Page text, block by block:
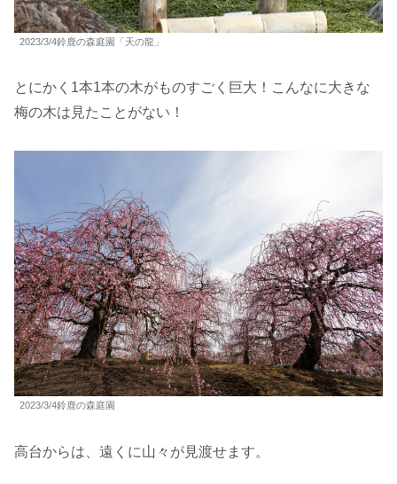
2023/3/4鈴鹿の森庭園「天の龍」
とにかく1本1本の木がものすごく巨大！こんなに大きな
梅の木は見たことがない！
2023/3/4鈴鹿の森庭園
高台からは、遠くに山々が見渡せます。